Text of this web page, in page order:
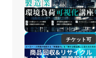
チケット可